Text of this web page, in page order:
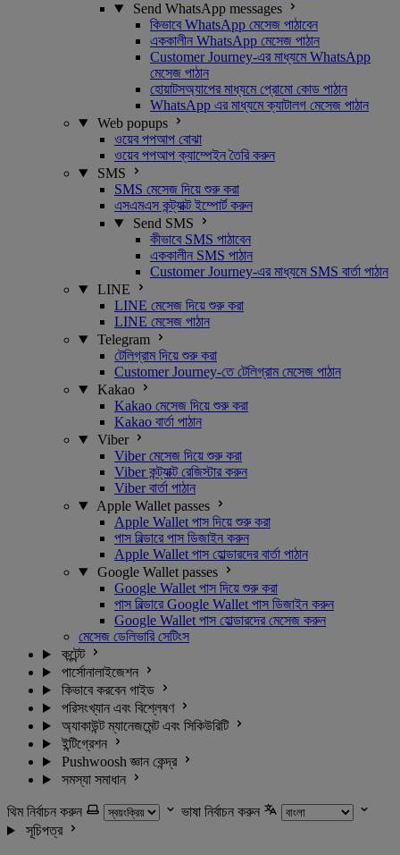
Send WhatsApp messages
কিভাবে WhatsApp মেসেজ পাঠাবেন
এককালীন WhatsApp মেসেজ পাঠান
Customer Journey-এর মাধ্যমে WhatsApp
মেসেজ পাঠান
হোয়াটসঅ্যাপের মাধ্যমে প্রোমো কোড পাঠান
WhatsApp এর মাধ্যমে ক্যাটালগ মেসেজ পাঠান
Web popups
ওয়েব পপআপ বোঝা
ওয়েব পপআপ ক্যাম্পেইন তৈরি করুন
SMS
SMS মেসেজ দিয়ে শুরু করা
এসএমএস কন্ট্যাক্ট ইম্পোর্ট করুন
Send SMS
কীভাবে SMS পাঠাবেন
এককালীন SMS পাঠান
Customer Journey-এর মাধ্যমে SMS বার্তা পাঠান
LINE
LINE মেসেজ দিয়ে শুরু করা
LINE মেসেজ পাঠান
Telegram
টেলিগ্রাম দিয়ে শুরু করা
Customer Journey-তে টেলিগ্রাম মেসেজ পাঠান
Kakao
Kakao মেসেজ দিয়ে শুরু করা
Kakao বার্তা পাঠান
Viber
Viber মেসেজ দিয়ে শুরু করা
Viber কন্ট্যাক্ট রেজিস্টার করুন
Viber বার্তা পাঠান
Apple Wallet passes
Apple Wallet পাস দিয়ে শুরু করা
পাস বিল্ডারে পাস ডিজাইন করুন
Apple Wallet পাস হোল্ডারদের বার্তা পাঠান
Google Wallet passes
Google Wallet পাস দিয়ে শুরু করা
পাস বিল্ডারে Google Wallet পাস ডিজাইন করুন
Google Wallet পাস হোল্ডারদের মেসেজ করুন
মেসেজ ডেলিভারি সেটিংস
কন্টেন্ট
পার্সোনালাইজেশন
কিভাবে করবেন গাইড
পরিসংখ্যান এবং বিশ্লেষণ
অ্যাকাউন্ট ম্যানেজমেন্ট এবং সিকিউরিটি
ইন্টিগ্রেশন
Pushwoosh জ্ঞান কেন্দ্র
সমস্যা সমাধান
থিম নির্বাচন করুন
ভাষা নির্বাচন করুন
সূচিপত্র